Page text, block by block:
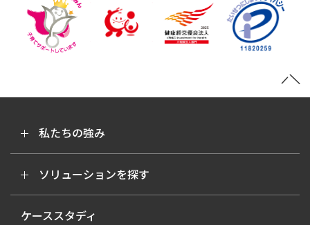
私たちの強み
ソリューションを探す
ケーススタディ